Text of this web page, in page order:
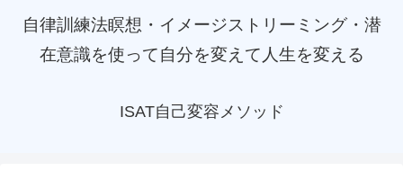
自律訓練法瞑想・イメージストリーミング・潜
在意識を使って自分を変えて人生を変える
ISAT自己変容メソッド